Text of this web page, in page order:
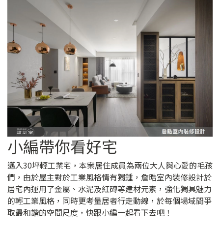
小編帶你看好宅
邁入30坪輕工業宅，本案居住成員為兩位大人與心愛的毛孩
們，由於屋主對於工業風格情有獨鍾，詹晧室內裝修設計於
居宅內運用了金屬、水泥及紅磚等建材元素，強化獨具魅力
的輕工業風格，同時更考量居者行走動線，於每個場域間爭
取最和諧的空間尺度，快跟小編一起看下去吧！